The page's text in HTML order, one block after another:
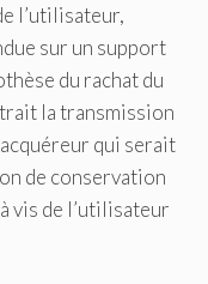
l’utilisateur,
sur un support
du rachat du
la transmission
qui serait
de conservation
vis de l’utilisateur